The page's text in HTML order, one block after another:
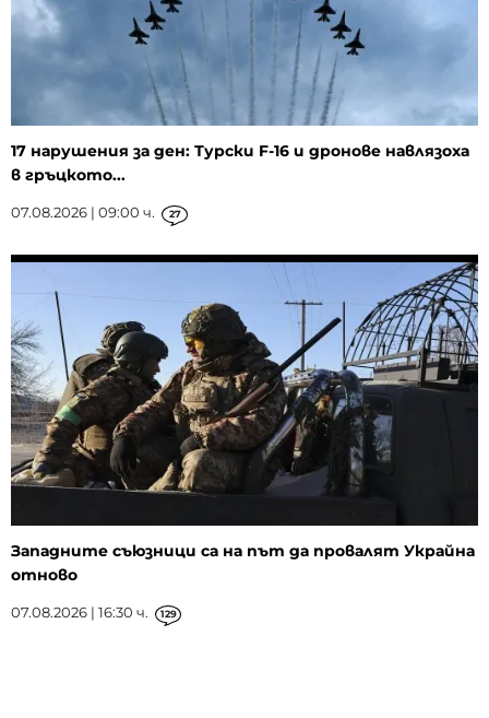
17 нарушения за ден: Турски F-16 и дронове навлязоха
в гръцкото...
07.08.2026 | 09:00 ч. 27
Западните съюзници са на път да провалят Украйна
отново
07.08.2026 | 16:30 ч. 129